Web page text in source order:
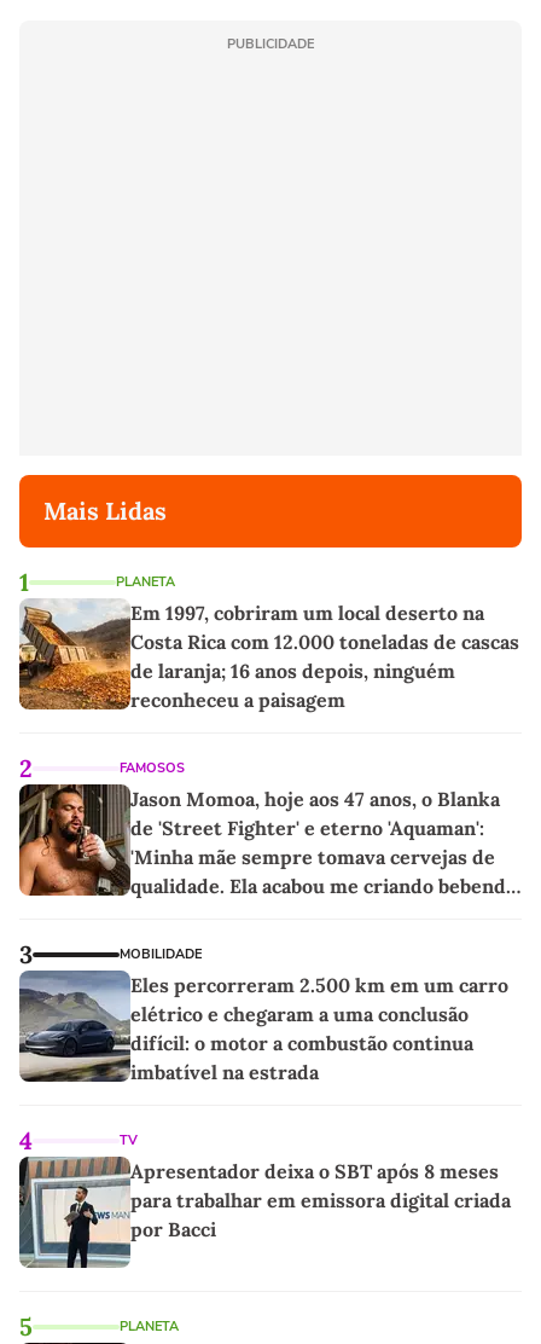
PUBLICIDADE
Mais Lidas
1 PLANETA
Em 1997, cobriram um local deserto na
Costa Rica com 12.000 toneladas de cascas
de laranja; 16 anos depois, ninguém
reconheceu a paisagem
2 FAMOSOS
Jason Momoa, hoje aos 47 anos, o Blanka
de 'Street Fighter' e eterno 'Aquaman':
'Minha mãe sempre tomava cervejas de
qualidade. Ela acabou me criando bebendo
3 MOBILIDADE
Eles percorreram 2.500 km em um carro
elétrico e chegaram a uma conclusão
difícil: o motor a combustão continua
imbatível na estrada
4 TV
Apresentador deixa o SBT após 8 meses
para trabalhar em emissora digital criada
por Bacci
5 PLANETA